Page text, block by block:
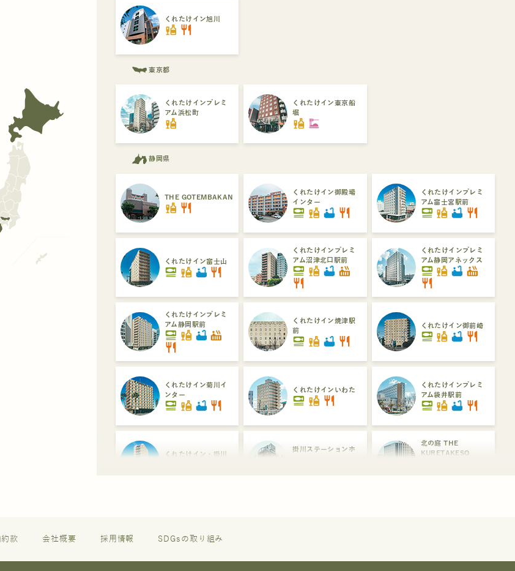
くれたけイン旭川
liquor restaurant
東京都
くれたけインプレミ
アム浜松町
liquor
くれたけイン東京船
堀
liquor dinner_dining
静岡県
THE GOTEMBAKAN
liquor restaurant
くれたけイン御殿場
インター
set_meal liquor bathtub restaurant
くれたけインプレミ
アム富士宮駅前
set_meal liquor bathtub restaurant
くれたけイン富士山
set_meal liquor bathtub restaurant
くれたけインプレミ
アム沼津北口駅前
set_meal liquor bathtub hot_tub
restaurant
くれたけインプレミ
アム静岡アネックス
set_meal liquor bathtub hot_tub
restaurant
くれたけインプレミ
アム静岡駅前
set_meal liquor bathtub hot_tub
restaurant
くれたけイン焼津駅
前
set_meal liquor bathtub restaurant
くれたけイン御前崎
set_meal liquor bathtub restaurant
くれたけイン菊川イ
ンター
set_meal liquor bathtub restaurant
くれたけインいわた
set_meal liquor restaurant
くれたけインプレミ
アム袋井駅前
set_meal liquor bathtub restaurant
くれたけイン・掛川
掛川ステーションホ
北の庭 THE
KURETAKESO
set_meal liquorrestaurant
約款 会社概要 採用情報 SDGsの取り組み